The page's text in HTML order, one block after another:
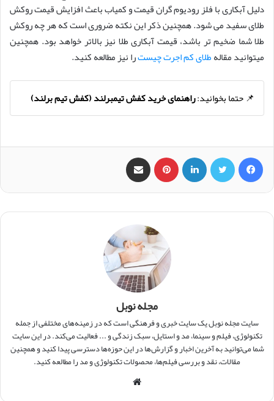
دلیل آبکاری با فلز رودیوم گران قیمت و کمیاب باعث افزایش قیمت روکش
طلای سفید می شود. همچنین ذکر این نکته ضروری است که هر چه روکش
طلا شما ضخیم تر باشد، قیمت آبکاری طلا نیز بالاتر خواهد بود. همچنین
میتوانید مقالهطلای کم اجرت چیسترا نیز مطالعه کنید.
📌 حتما بخوانید:راهنمای خرید کفش تیمبرلند (کفش تیم برلند)
‫پین‌ترست
مجله نوبل
سایت مجله نوبل یک سایت خبری و فرهنگی است که در زمینه‌های مختلفی از جمله
تکنولوژی، فیلم و سینما، مد و استایل، سبک زندگی و ... فعالیت می‌کند. در این سایت
شما می‌توانید به آخرین اخبار و گزارش‌ها در این حوزه‌ها دسترسی پیدا کنید و همچنین
مقالات، نقد و بررسی فیلم‌ها، محصولات تکنولوژی و مد را مطالعه کنید.